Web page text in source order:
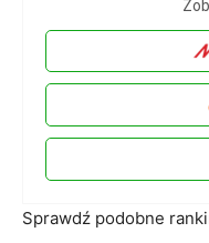
Sprawdź podobne